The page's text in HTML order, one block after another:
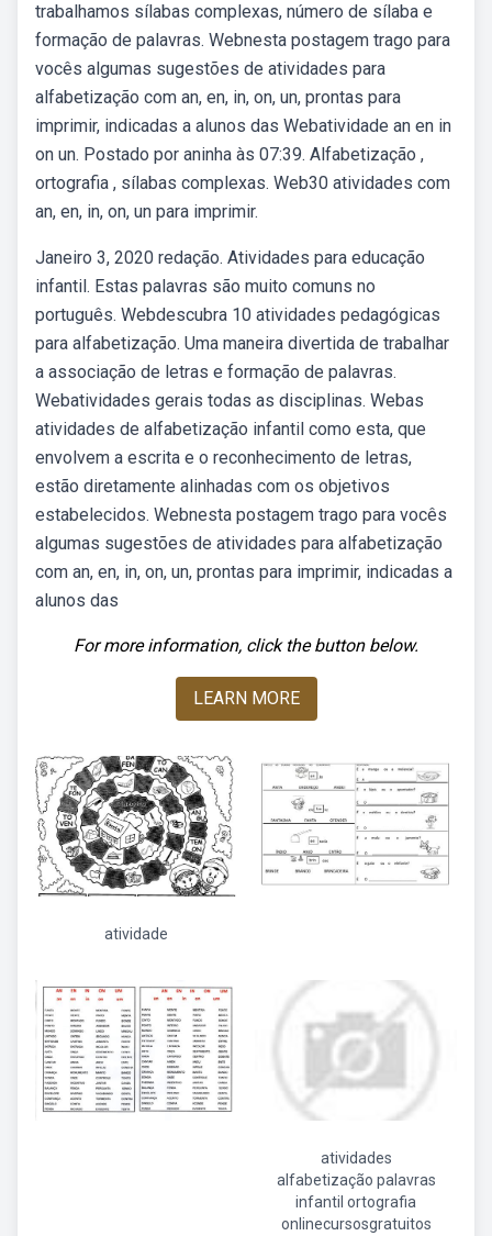
trabalhamos sílabas complexas, número de sílaba e
formação de palavras. Webnesta postagem trago para
vocês algumas sugestões de atividades para
alfabetização com an, en, in, on, un, prontas para
imprimir, indicadas a alunos das Webatividade an en in
on un. Postado por aninha às 07:39. Alfabetização ,
ortografia , sílabas complexas. Web30 atividades com
an, en, in, on, un para imprimir.
Janeiro 3, 2020 redação. Atividades para educação
infantil. Estas palavras são muito comuns no
português. Webdescubra 10 atividades pedagógicas
para alfabetização. Uma maneira divertida de trabalhar
a associação de letras e formação de palavras.
Webatividades gerais todas as disciplinas. Webas
atividades de alfabetização infantil como esta, que
envolvem a escrita e o reconhecimento de letras,
estão diretamente alinhadas com os objetivos
estabelecidos. Webnesta postagem trago para vocês
algumas sugestões de atividades para alfabetização
com an, en, in, on, un, prontas para imprimir, indicadas a
alunos das
For more information, click the button below.
LEARN MORE
atividade
atividades
alfabetização palavras
infantil ortografia
onlinecursosgratuitos